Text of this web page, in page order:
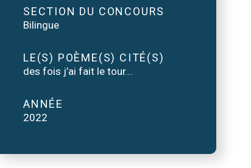
SECTION DU CONCOURS
Bilingue
LE(S) POÈME(S) CITÉ(S)
des fois j’ai fait le tour...
ANNÉE
2022